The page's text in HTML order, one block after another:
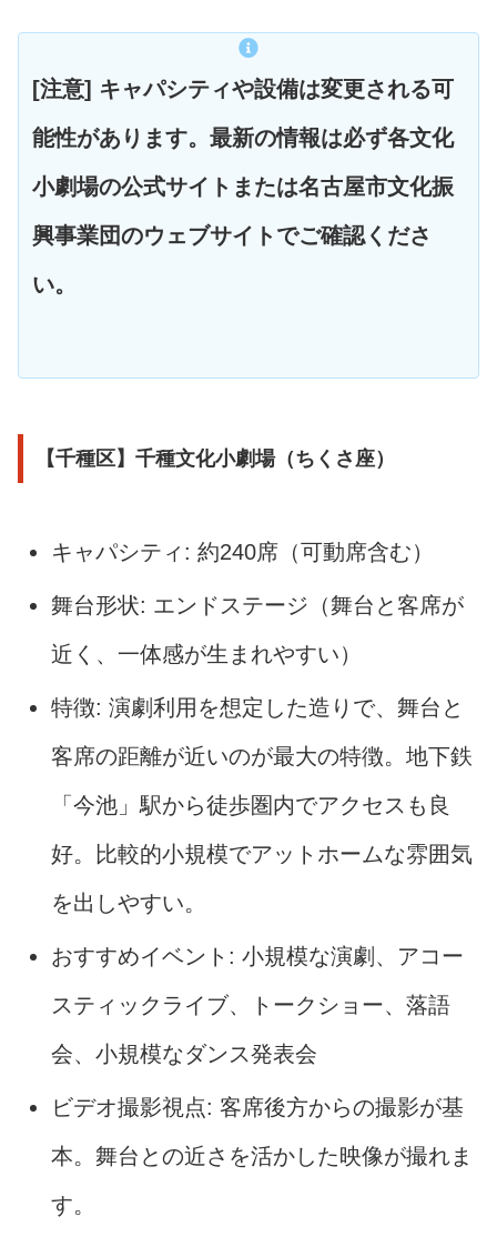
[注意] キャパシティや設備は変更される可
能性があります。最新の情報は必ず各文化
小劇場の公式サイトまたは名古屋市文化振
興事業団のウェブサイトでご確認くださ
い。
【千種区】千種文化小劇場（ちくさ座）
キャパシティ: 約240席（可動席含む）
舞台形状: エンドステージ（舞台と客席が
近く、一体感が生まれやすい）
特徴: 演劇利用を想定した造りで、舞台と
客席の距離が近いのが最大の特徴。地下鉄
「今池」駅から徒歩圏内でアクセスも良
好。比較的小規模でアットホームな雰囲気
を出しやすい。
おすすめイベント: 小規模な演劇、アコー
スティックライブ、トークショー、落語
会、小規模なダンス発表会
ビデオ撮影視点: 客席後方からの撮影が基
本。舞台との近さを活かした映像が撮れま
す。